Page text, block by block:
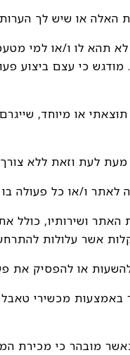
לא תהא לו ו/או
כי עצם ביצוע
או מיוחד,
האתר ושירותיו,
אשר עלולות
מובהר כי מכירת